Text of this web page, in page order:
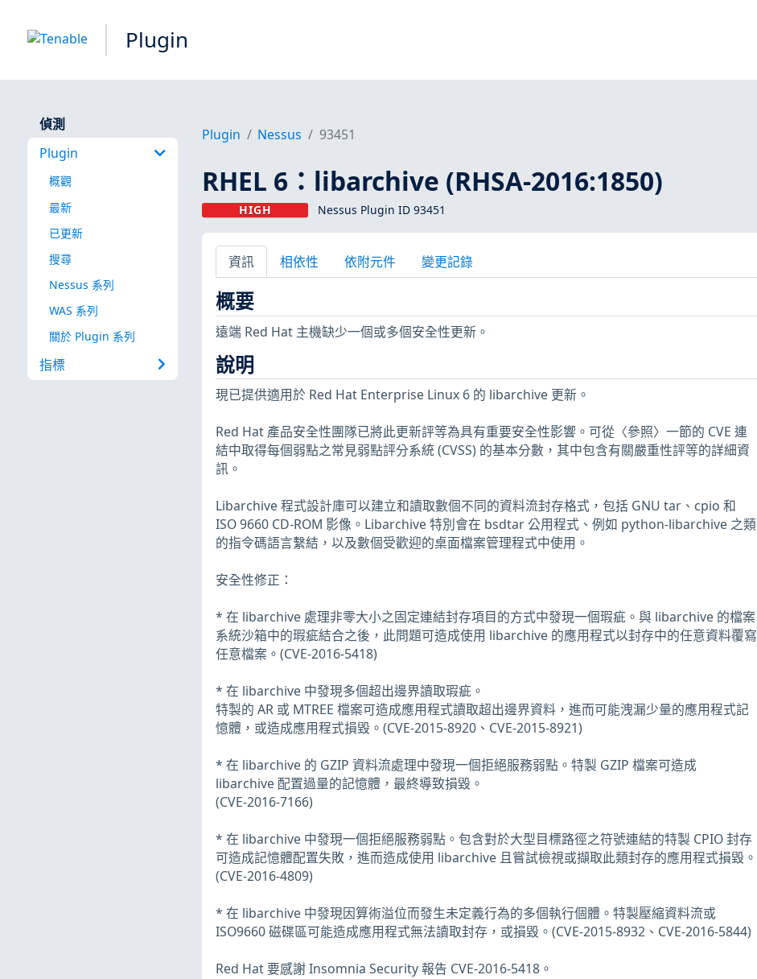
Plugin
偵測
Plugin
概觀
最新
已更新
搜尋
Nessus 系列
WAS 系列
關於 Plugin 系列
指標
Plugin Nessus 93451
RHEL 6：libarchive (RHSA-2016:1850)
HIGH Nessus Plugin ID 93451
資訊 相依性 依附元件 變更記錄
概要
遠端 Red Hat 主機缺少一個或多個安全性更新。
說明
現已提供適用於 Red Hat Enterprise Linux 6 的 libarchive 更新。
Red Hat 產品安全性團隊已將此更新評等為具有重要安全性影響。可從〈參照〉一節的 CVE 連
結中取得每個弱點之常見弱點評分系統 (CVSS) 的基本分數，其中包含有關嚴重性評等的詳細資
訊。
Libarchive 程式設計庫可以建立和讀取數個不同的資料流封存格式，包括 GNU tar、cpio 和
ISO 9660 CD-ROM 影像。Libarchive 特別會在 bsdtar 公用程式、例如 python-libarchive 之類
的指令碼語言繫結，以及數個受歡迎的桌面檔案管理程式中使用。
安全性修正：
* 在 libarchive 處理非零大小之固定連結封存項目的方式中發現一個瑕疵。與 libarchive 的檔案
系統沙箱中的瑕疵結合之後，此問題可造成使用 libarchive 的應用程式以封存中的任意資料覆寫
任意檔案。(CVE-2016-5418)
* 在 libarchive 中發現多個超出邊界讀取瑕疵。
特製的 AR 或 MTREE 檔案可造成應用程式讀取超出邊界資料，進而可能洩漏少量的應用程式記
憶體，或造成應用程式損毀。(CVE-2015-8920、CVE-2015-8921)
* 在 libarchive 的 GZIP 資料流處理中發現一個拒絕服務弱點。特製 GZIP 檔案可造成
libarchive 配置過量的記憶體，最終導致損毀。
(CVE-2016-7166)
* 在 libarchive 中發現一個拒絕服務弱點。包含對於大型目標路徑之符號連結的特製 CPIO 封存
可造成記憶體配置失敗，進而造成使用 libarchive 且嘗試檢視或擷取此類封存的應用程式損毀。
(CVE-2016-4809)
* 在 libarchive 中發現因算術溢位而發生未定義行為的多個執行個體。特製壓縮資料流或
ISO9660 磁碟區可能造成應用程式無法讀取封存，或損毀。(CVE-2015-8932、CVE-2016-5844)
Red Hat 要感謝 Insomnia Security 報告 CVE-2016-5418。